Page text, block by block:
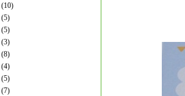
(10)
(5)
(5)
(3)
(8)
(4)
(5)
(7)